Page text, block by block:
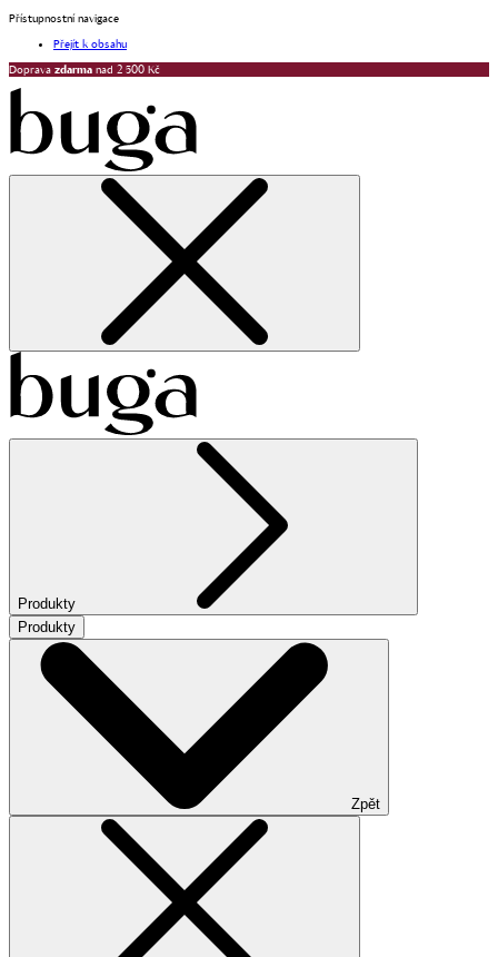
Přístupnostní navigace
Přejít k obsahu
Doprava zdarma nad 2 500 Kč
Produkty
Produkty
Zpět